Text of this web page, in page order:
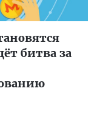
битва за